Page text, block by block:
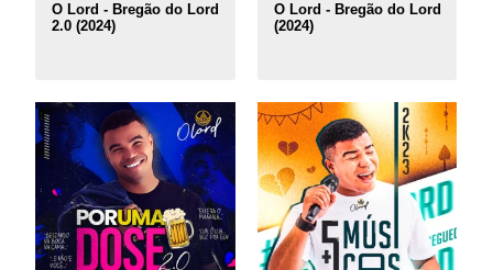
O Lord - Bregão do Lord
2.0 (2024)
O Lord - Bregão do Lord
(2024)